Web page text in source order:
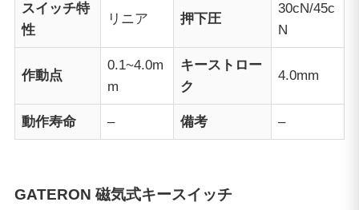
スイッチ特
性
リニア 押下圧
30cN/45c
N
作動点
0.1~4.0m
m
キーストロー
ク
4.0mm
動作寿命 – 備考 –
GATERON 磁気式キースイッチ